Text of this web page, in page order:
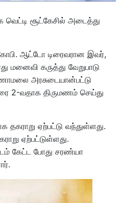
சூட்கேசில் அடைத்து
ஆட்டோ டிரைவரான இவர்,
மனைவி கருத்து வேறுபாடு
அரசுடையான்பட்டு
2-வதாக திருமணம் செய்து
ஏற்பட்டு வந்துள்ளது.
ஏற்பட்டுள்ளது.
கேட்ட போது சரண்யா